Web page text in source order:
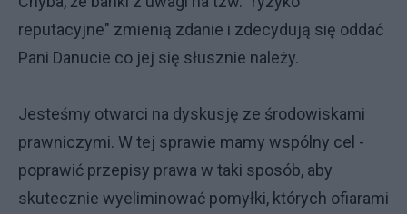
reputacyjne" zmienią zdanie i zdecydują się oddać
Pani Danucie co jej się słusznie należy.
Jesteśmy otwarci na dyskusję ze środowiskami
prawniczymi. W tej sprawie mamy wspólny cel -
poprawić przepisy prawa w taki sposób, aby
skutecznie wyeliminować pomyłki, których ofiarami